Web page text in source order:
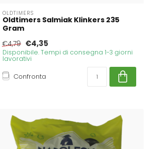
OLDTIMERS
Oldtimers Salmiak Klinkers 235
Gram
€4,79 €4,35
Disponibile. Tempi di consegna 1-3 giorni
lavorativi
Confronta